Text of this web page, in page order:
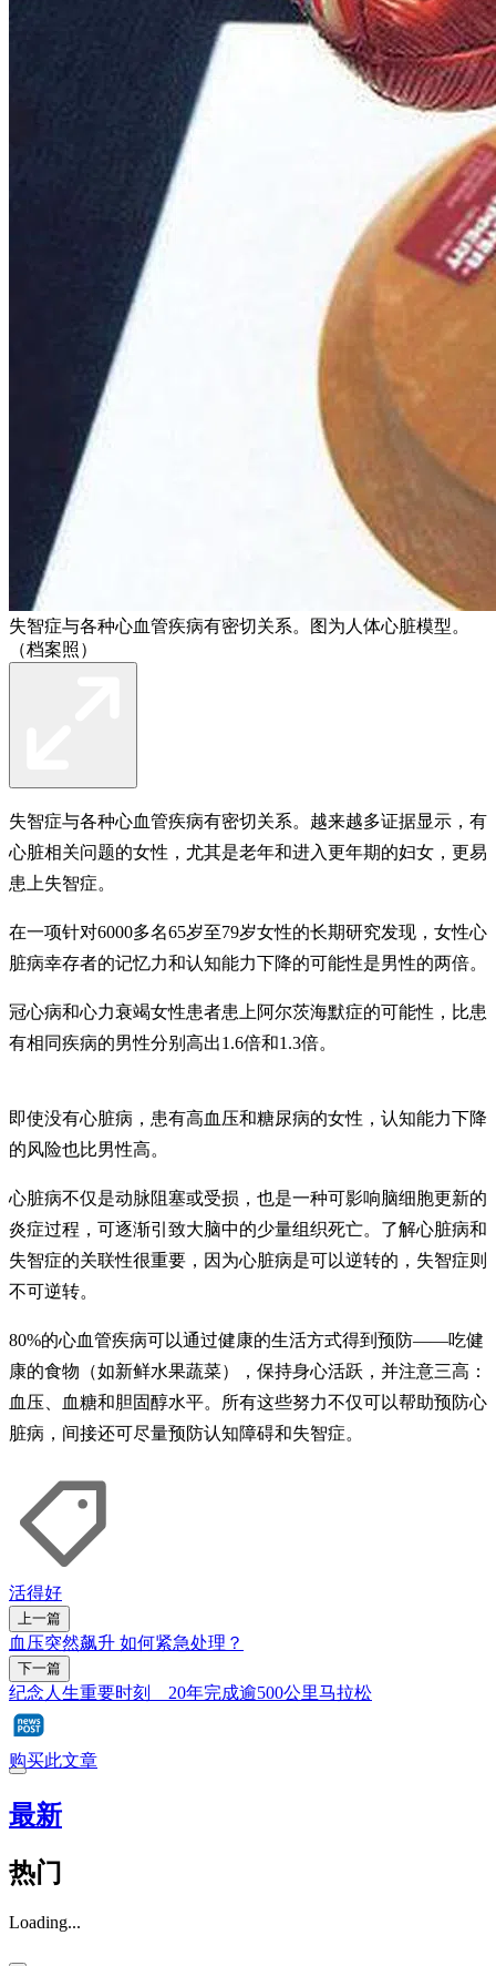
失智症与各种心血管疾病有密切关系。图为人体心脏模型。
（档案照）
失智症与各种心血管疾病有密切关系。越来越多证据显示，有
心脏相关问题的女性，尤其是老年和进入更年期的妇女，更易
患上失智症。
在一项针对6000多名65岁至79岁女性的长期研究发现，女性心
脏病幸存者的记忆力和认知能力下降的可能性是男性的两倍。
冠心病和心力衰竭女性患者患上阿尔茨海默症的可能性，比患
有相同疾病的男性分别高出1.6倍和1.3倍。
即使没有心脏病，患有高血压和糖尿病的女性，认知能力下降
的风险也比男性高。
心脏病不仅是动脉阻塞或受损，也是一种可影响脑细胞更新的
炎症过程，可逐渐引致大脑中的少量组织死亡。了解心脏病和
失智症的关联性很重要，因为心脏病是可以逆转的，失智症则
不可逆转。
80%的心血管疾病可以通过健康的生活方式得到预防——吃健
康的食物（如新鲜水果蔬菜），保持身心活跃，并注意三高：
血压、血糖和胆固醇水平。所有这些努力不仅可以帮助预防心
脏病，间接还可尽量预防认知障碍和失智症。
活得好
上一篇
血压突然飙升 如何紧急处理？
下一篇
纪念人生重要时刻 20年完成逾500公里马拉松
购买此文章
最新
热门
Loading...